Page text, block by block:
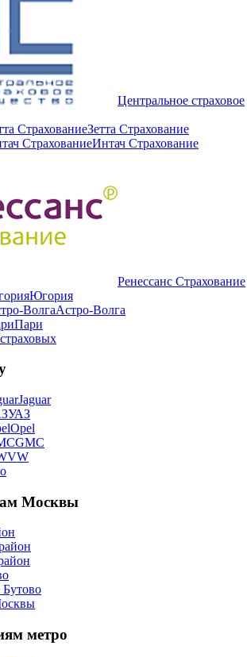
Центральное страховое
Зетта Страхование
Интач Страхование
Ренессанс Страхование
Югория
Астро-Волга
Пари
Jaguar
УАЗ
Opel
GMC
VW
Москвы
метро